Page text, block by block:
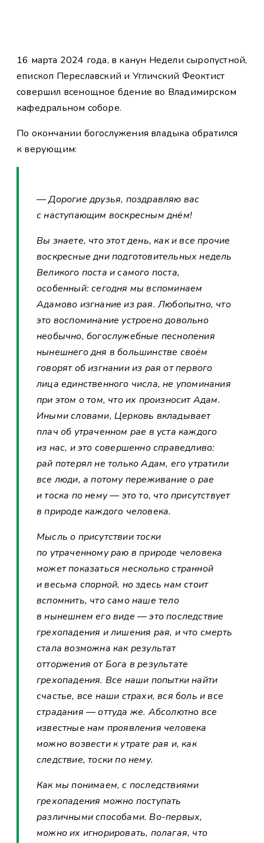
16 марта 2024 года, в канун Недели сыропустной,
епископ Переславский и Угличский Феоктист
совершил всенощное бдение во Владимирском
кафедральном соборе.
По окончании богослужения владыка обратился
к верующим:
— Дорогие друзья, поздравляю вас
с наступающим воскресным днём!
Вы знаете, что этот день, как и все прочие
воскресные дни подготовительных недель
Великого поста и самого поста,
особенный: сегодня мы вспоминаем
Адамово изгнание из рая. Любопытно, что
это воспоминание устроено довольно
необычно, богослужебные песнопения
нынешнего дня в большинстве своём
говорят об изгнании из рая от первого
лица единственного числа, не упоминания
при этом о том, что их произносит Адам.
Иными словами, Церковь вкладывает
плач об утраченном рае в уста каждого
из нас, и это совершенно справедливо:
рай потерял не только Адам, его утратили
все люди, а потому переживание о рае
и тоска по нему — это то, что присутствует
в природе каждого человека.
Мысль о присутствии тоски
по утраченному раю в природе человека
может показаться несколько странной
и весьма спорной, но здесь нам стоит
вспомнить, что само наше тело
в нынешнем его виде — это последствие
грехопадения и лишения рая, и что смерть
стала возможна как результат
отторжения от Бога в результате
грехопадения. Все наши попытки найти
счастье, все наши страхи, вся боль и все
страдания — оттуда же. Абсолютно все
известные нам проявления человека
можно возвести к утрате рая и, как
следствие, тоски по нему.
Как мы понимаем, с последствиями
грехопадения можно поступать
различными способами. Во-первых,
можно их игнорировать, полагая, что